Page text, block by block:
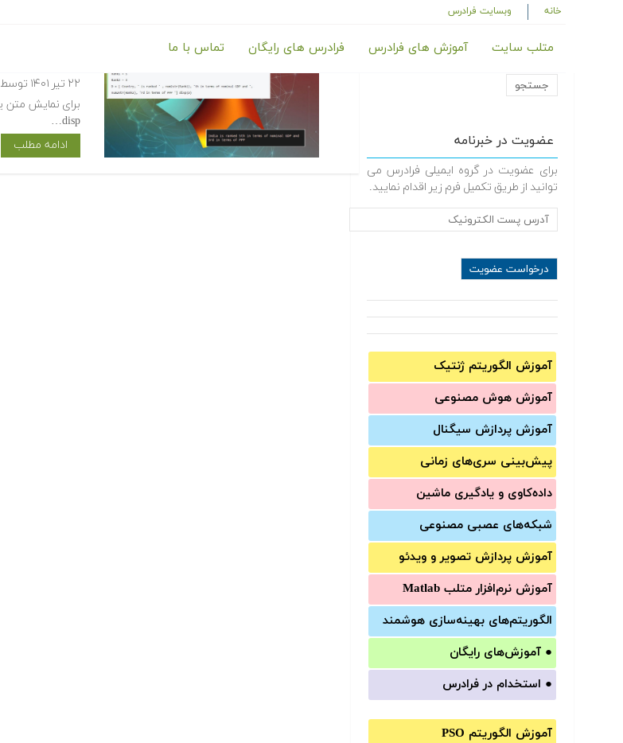
خانه وبسایت فرادرس
متلب سایت آموزش های فرادرس فرادرس های رایگان تماس با ما
عضویت در خبرنامه
برای عضویت در گروه ایمیلی فرادرس می
توانید از طریق تکمیل فرم زیر اقدام نمایید.
آموزش الگوریتم ژنتیک
آموزش‌ هوش مصنوعی
آموزش‌ پردازش سیگنال
پیش‌‌بینی سری‌‌های زمانی
داده‌کاوی و یادگیری ماشین
شبکه‌های عصبی مصنوعی
آموزش‌ پردازش تصویر و ویدئو
آموزش‌ نرم‌افزار متلب Matlab
الگوریتم‌های بهینه‌سازی هوشمند
● آموزش‌های رایگان
● استخدام در فرادرس
آموزش الگوریتم PSO
۲۲ تیر ۱۴۰۱ توسط
disp…
ادامه مطلب